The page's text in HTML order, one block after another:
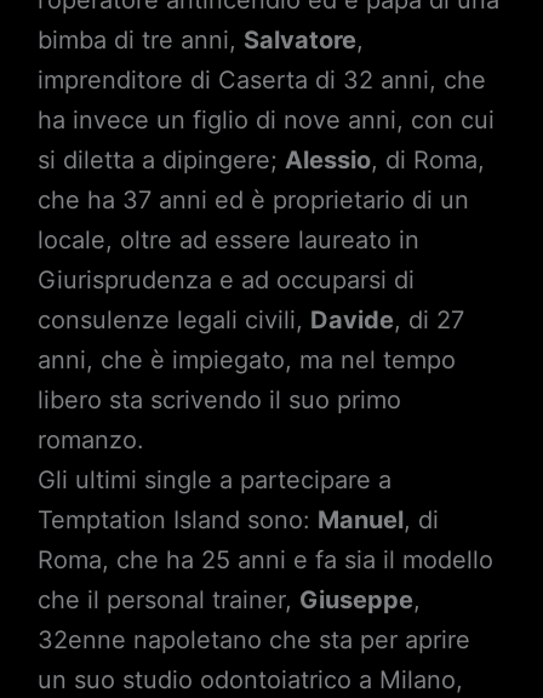
bimba di tre anni, Salvatore,
imprenditore di Caserta di 32 anni, che
ha invece un figlio di nove anni, con cui
si diletta a dipingere; Alessio, di Roma,
che ha 37 anni ed è proprietario di un
locale, oltre ad essere laureato in
Giurisprudenza e ad occuparsi di
consulenze legali civili, Davide, di 27
anni, che è impiegato, ma nel tempo
libero sta scrivendo il suo primo
romanzo.
Gli ultimi single a partecipare a
Temptation Island sono: Manuel, di
Roma, che ha 25 anni e fa sia il modello
che il personal trainer, Giuseppe,
32enne napoletano che sta per aprire
un suo studio odontoiatrico a Milano,